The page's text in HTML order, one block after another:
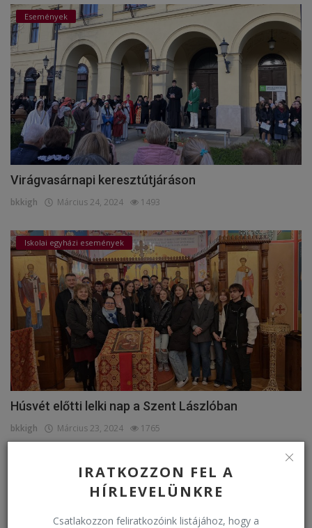
IRATKOZZON FEL A
HÍRLEVELÜNKRE
Csatlakozzon feliratkozóink listájához, hogy a
Események
Virágvasárnapi keresztútjáráson
bkkigh Március 24, 2024 1493
Iskolai egyházi események
Húsvét előtti lelki nap a Szent Lászlóban
bkkigh Március 23, 2024 1765